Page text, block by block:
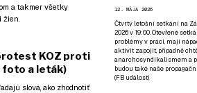
a takmer všetky
žien.
KOZ proti
foto a leták)
slová, ako zhodnotiť
12. MÁJA 2026
Čtvrtý letošní setkání na
2026 v 19:00. Otevřené
problémy v práci, mají
aktivit zapojit, případně
anarchosyndikalismem a
budou také naše
(FB událost)